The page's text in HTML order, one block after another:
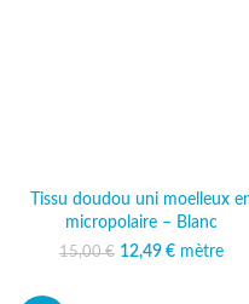
Tissu doudou uni moelleux
micropolaire – Blanc
15,00€ Le prix initial était
12,49 €
Le prix
mètre